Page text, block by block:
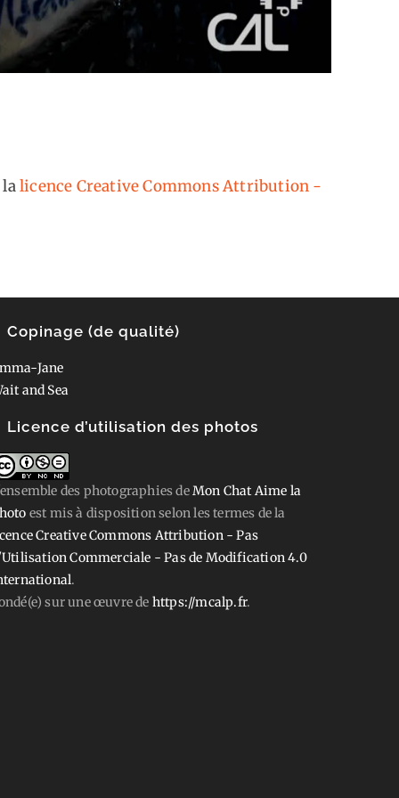
lalicence Creative Commons Attribution -
Copinage (de qualité)
Jane
and Sea
Licence d’utilisation des photos
des photographiesdeMon Chat Aime la
est mis à disposition selon les termes de la
Creative Commons Attribution - Pas
Commerciale - Pas de Modification 4.0
.
sur une œuvre de https://mcalp.fr.